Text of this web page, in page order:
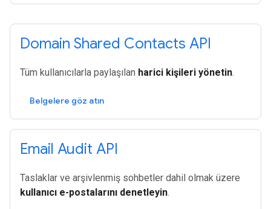
Domain Shared Contacts API
Tüm kullanıcılarla paylaşılan harici kişileri yönetin.
Belgelere göz atın
Email Audit API
Taslaklar ve arşivlenmiş sohbetler dahil olmak üzere
kullanıcı e-postalarını denetleyin.